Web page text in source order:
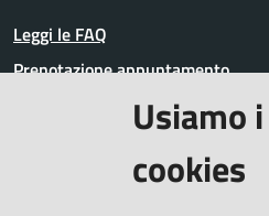
Usiamo i
cookies
Leggi le FAQ
Prenotazione appuntamento
Segnalazione disservizio
Amministrazione trasparente